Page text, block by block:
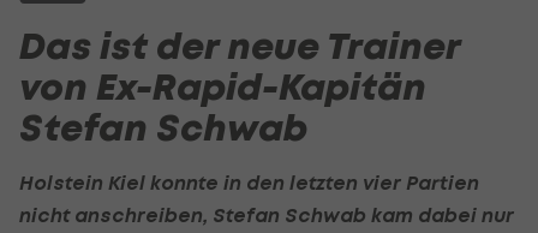
Das ist der neue Trainer
von Ex-Rapid-Kapitän
Stefan Schwab
Holstein Kiel konnte in den letzten vier Partien
nicht anschreiben, Stefan Schwab kam dabei nur